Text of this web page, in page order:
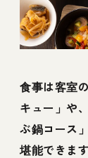
食事は客室
キュー」や
ぶ鍋コース
堪能できま